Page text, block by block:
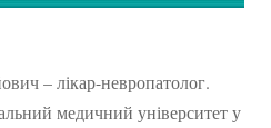
– лікар-невропатолог.
медичний університет у